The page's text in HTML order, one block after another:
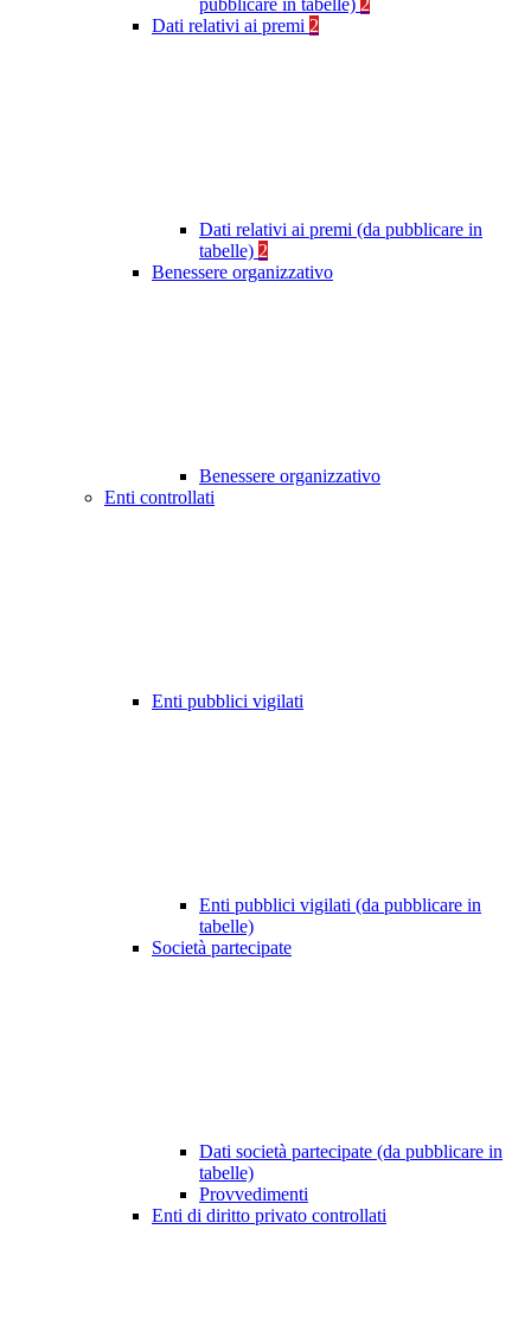
pubblicare in tabelle) 2
Dati relativi ai premi 2
Dati relativi ai premi (da pubblicare in
tabelle) 2
Benessere organizzativo
Benessere organizzativo
Enti controllati
Enti pubblici vigilati
Enti pubblici vigilati (da pubblicare in
tabelle)
Società partecipate
Dati società partecipate (da pubblicare in
tabelle)
Provvedimenti
Enti di diritto privato controllati